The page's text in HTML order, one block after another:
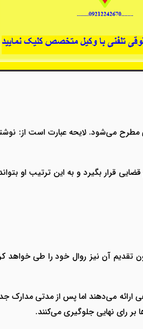
می‌شود. لایحه عبارت است از: نوشته
قرار بگیرد و به این ترتیب او
تقدیم آن نیز روال خود را طی خواهد
ارائه می‌دهند اما پس از مدتی
بر رای نهایی جلوگیری می‌کنند.